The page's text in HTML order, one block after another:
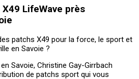
LifeWave près
patchs X49 pour la force, le sport et
en Savoie ?
Savoie, Christine Gay-Girrbach
de patchs sport qui vous